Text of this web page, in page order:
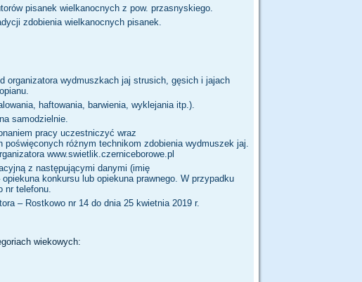
pisanek wielkanocnych z pow. przasnyskiego.
zdobienia wielkanocnych pisanek.
organizatora wydmuszkach jaj strusich, gęsich i jajach
haftowania, barwienia, wyklejania itp.).
samodzielnie.
pracy uczestniczyć wraz
różnym technikom zdobienia wydmuszek jaj.
www.swietlik.czerniceborowe.pl
z następującymi danymi (imię
konkursu lub opiekuna prawnego. W przypadku
nr telefonu.
– Rostkowo nr 14 do dnia 25 kwietnia 2019 r.
wiekowych: